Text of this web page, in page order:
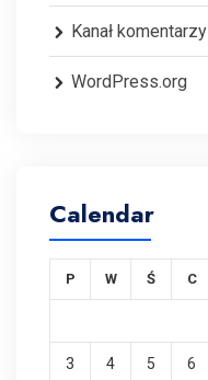
Kanał komentarzy
WordPress.org
Calendar
P W Ś C
3 4 5 6